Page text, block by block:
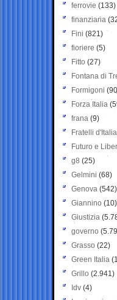
ferrovie (133)
finanziaria
Fini (821)
fioriere (5)
Fitto (27)
Fontana di
Formigoni
Forza Italia
frana (9)
Fratelli d'Italia
Futuro e
g8 (25)
Gelmini (68)
Genova (542)
Giannino (10)
Giustizia
governo
Grasso (22)
Green Italia
Grillo (2.941)
Idv (4)